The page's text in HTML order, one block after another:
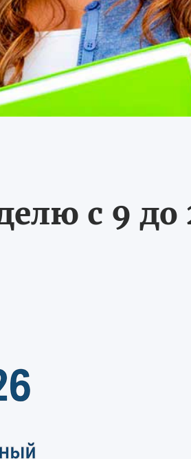
с 9 до